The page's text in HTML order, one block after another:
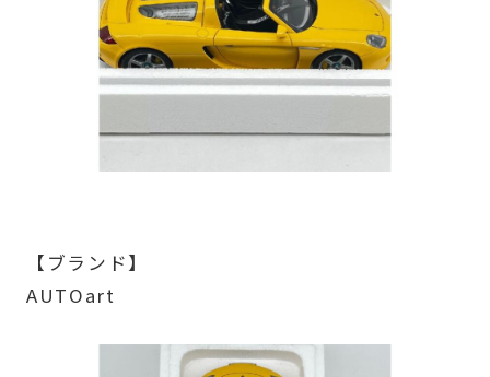
【ブランド】
AUTOart